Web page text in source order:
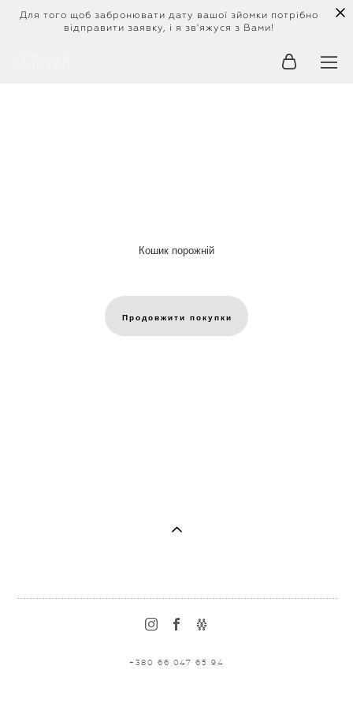
Для того щоб забронювати дату вашої зйомки потрібно
відправити заявку, і я зв'яжуся з Вами!
Кошик порожній
Продовжити покупки
+380 66 047 65 94